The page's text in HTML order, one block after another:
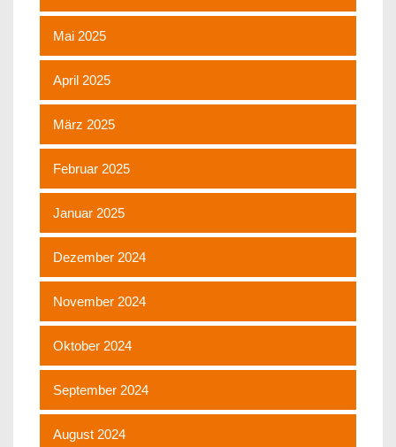
Mai 2025
April 2025
März 2025
Februar 2025
Januar 2025
Dezember 2024
November 2024
Oktober 2024
September 2024
August 2024